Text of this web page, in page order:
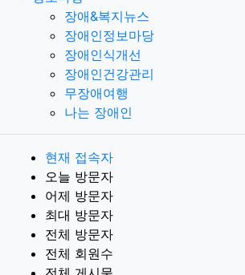
장애&복지뉴스
장애인정보마당
장애인식개선
장애인건강관리
무장애여행
나는 장애인
현재 접속자
오늘 방문자
어제 방문자
최대 방문자
전체 방문자
전체 회원수